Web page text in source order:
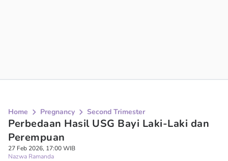
Home Pregnancy Second Trimester
Perbedaan Hasil USG Bayi Laki-Laki dan
Perempuan
27 Feb 2026, 17:00 WIB
Nazwa Ramanda